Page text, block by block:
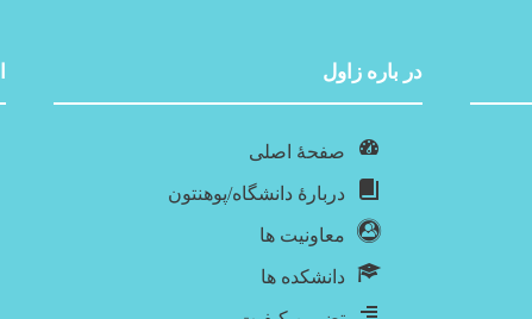
در باره‌ زاول
صفحۀ اصلی
دربارۀ‌ دانشگاه/پوهنتون
معاونیت ها
دانشکده ها